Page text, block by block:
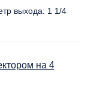
выхода: 1 1/4
на 4